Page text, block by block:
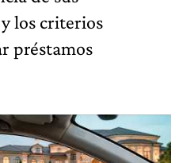
los criterios
préstamos